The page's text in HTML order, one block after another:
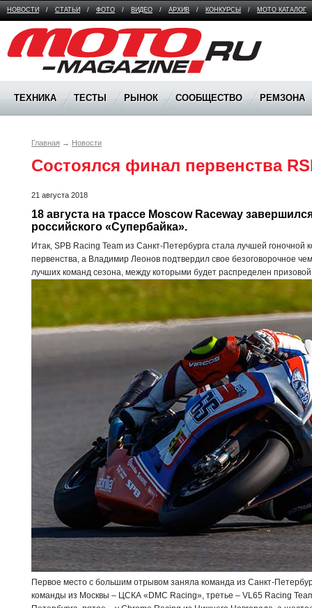
НОВОСТИ / СТАТЬИ / ФОТО / ВИДЕО / АРХИВ / КОНКУРСЫ / МОТО КАТАЛОГ
Moto Magazine
ТЕХНИКА ТЕСТЫ РЫНОК СООБЩЕСТВО РЕМЗОНА
Главная → Новости
Состоялся финал первенства
21 августа 2018
18 августа на трассе Moscow Raceway
российского «Супербайка».
Итак, SPB Racing Team из Санкт-Петербурга стала лучшей гоночной
первенства, а Владимир Леонов подтвердил свое безоговорочное
лучших команд сезона, между которыми будет распределен
Первое место с большим отрывом заняла команда из Санкт-
команды из Москвы – ЦСКА «DMC Racing», третье – VL65 Racing